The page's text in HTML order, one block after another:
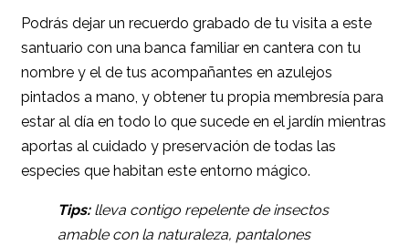
Podrás dejar un recuerdo grabado de tu visita a este
santuario con una banca familiar en cantera con tu
nombre y el de tus acompañantes en azulejos
pintados a mano, y obtener tu propia membresía para
estar al día en todo lo que sucede en el jardín mientras
aportas al cuidado y preservación de todas las
especies que habitan este entorno mágico.
Tips: lleva contigo repelente de insectos
amable con la naturaleza, pantalones